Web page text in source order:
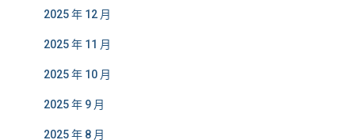
2025 年 12 月
2025 年 11 月
2025 年 10 月
2025 年 9 月
2025 年 8 月